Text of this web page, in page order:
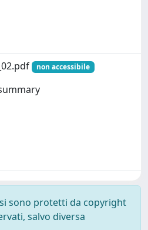
non accessibile
sono protetti da copyright
salvo diversa